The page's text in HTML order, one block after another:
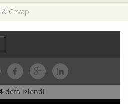
Cevap
defa izlendi